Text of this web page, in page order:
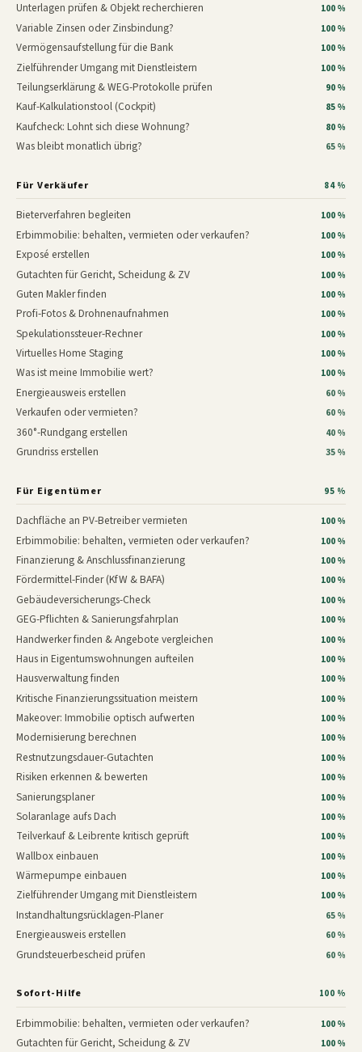
Unterlagen prüfen & Objekt recherchieren 100 %
Variable Zinsen oder Zinsbindung? 100 %
Vermögensaufstellung für die Bank 100 %
Zielführender Umgang mit Dienstleistern 100 %
Teilungserklärung & WEG-Protokolle prüfen 90 %
Kauf-Kalkulationstool (Cockpit) 85 %
Kaufcheck: Lohnt sich diese Wohnung? 80 %
Was bleibt monatlich übrig? 65 %
Für Verkäufer 84 %
Bieterverfahren begleiten 100 %
Erbimmobilie: behalten, vermieten oder verkaufen? 100 %
Exposé erstellen 100 %
Gutachten für Gericht, Scheidung & ZV 100 %
Guten Makler finden 100 %
Profi-Fotos & Drohnenaufnahmen 100 %
Spekulationssteuer-Rechner 100 %
Virtuelles Home Staging 100 %
Was ist meine Immobilie wert? 100 %
Energieausweis erstellen 60 %
Verkaufen oder vermieten? 60 %
360°-Rundgang erstellen 40 %
Grundriss erstellen 35 %
Für Eigentümer 95 %
Dachfläche an PV-Betreiber vermieten 100 %
Erbimmobilie: behalten, vermieten oder verkaufen? 100 %
Finanzierung & Anschlussfinanzierung 100 %
Fördermittel-Finder (KfW & BAFA) 100 %
Gebäudeversicherungs-Check 100 %
GEG-Pflichten & Sanierungsfahrplan 100 %
Handwerker finden & Angebote vergleichen 100 %
Haus in Eigentumswohnungen aufteilen 100 %
Hausverwaltung finden 100 %
Kritische Finanzierungssituation meistern 100 %
Makeover: Immobilie optisch aufwerten 100 %
Modernisierung berechnen 100 %
Restnutzungsdauer-Gutachten 100 %
Risiken erkennen & bewerten 100 %
Sanierungsplaner 100 %
Solaranlage aufs Dach 100 %
Teilverkauf & Leibrente kritisch geprüft 100 %
Wallbox einbauen 100 %
Wärmepumpe einbauen 100 %
Zielführender Umgang mit Dienstleistern 100 %
Instandhaltungsrücklagen-Planer 65 %
Energieausweis erstellen 60 %
Grundsteuerbescheid prüfen 60 %
Sofort-Hilfe 100 %
Erbimmobilie: behalten, vermieten oder verkaufen? 100 %
Gutachten für Gericht, Scheidung & ZV 100 %